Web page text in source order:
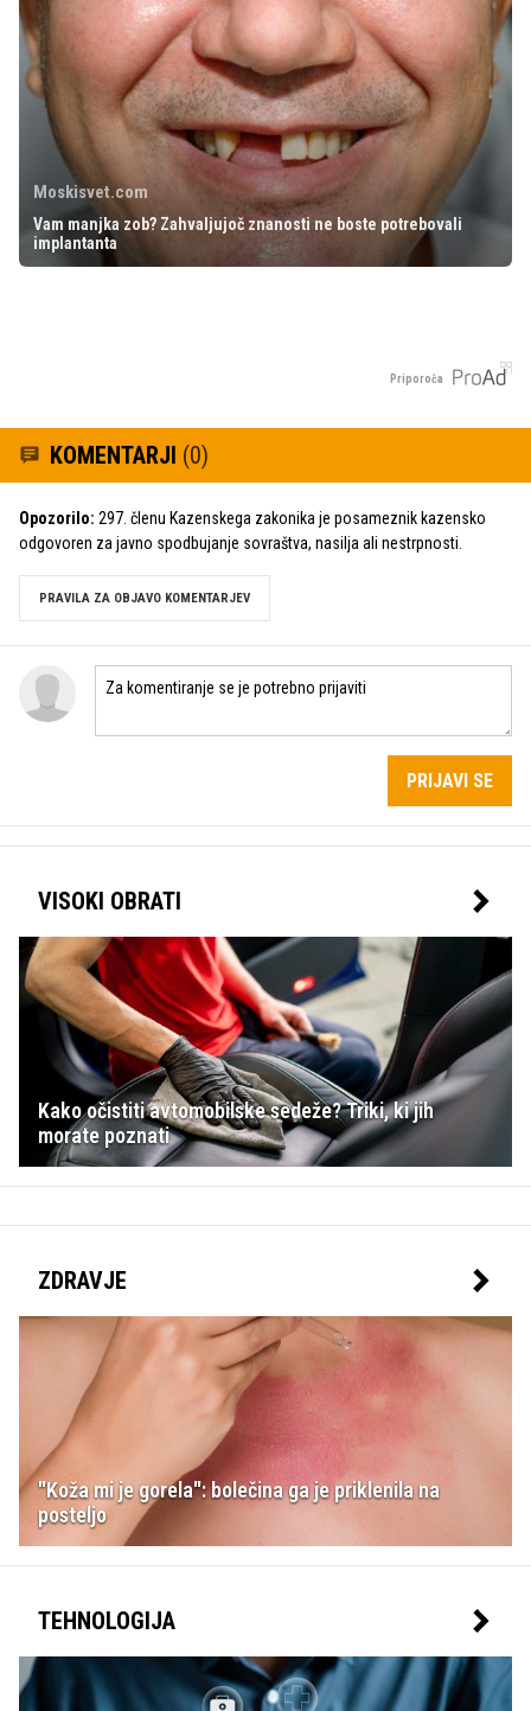
Moskisvet.com
Vam manjka zob? Zahvaljujoč znanosti ne boste potrebovali
implantanta
Priporoča
KOMENTARJI (0)
Opozorilo: 297. členu Kazenskega zakonika je posameznik kazensko
odgovoren za javno spodbujanje sovraštva, nasilja ali nestrpnosti.
PRAVILA ZA OBJAVO KOMENTARJEV
PRIJAVI SE
VISOKI OBRATI
Kako očistiti avtomobilske sedeže? Triki, ki jih
morate poznati
ZDRAVJE
"Koža mi je gorela": bolečina ga je priklenila na
posteljo
TEHNOLOGIJA